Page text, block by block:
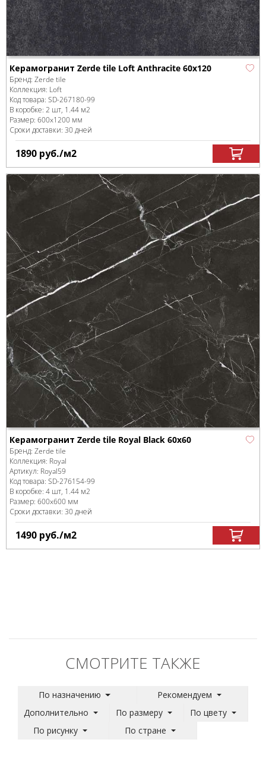
Керамогранит Zerde tile Loft Anthracite 60x120
Бренд: Zerde tile
Коллекция: Loft
Код товара: SD-267180-99
В коробке: 2 шт, 1.44 м2
Размер: 600x1200 мм
Сроки доставки: 30 дней
1890 руб./м2
Керамогранит Zerde tile Royal Black 60x60
Бренд: Zerde tile
Коллекция: Royal
Артикул: Royal59
Код товара: SD-276154-99
В коробке: 4 шт, 1.44 м2
Размер: 600x600 мм
Сроки доставки: 30 дней
1490 руб./м2
СМОТРИТЕ ТАКЖЕ
По назначению
Рекомендуем
Дополнительно
По размеру
По цвету
По рисунку
По стране